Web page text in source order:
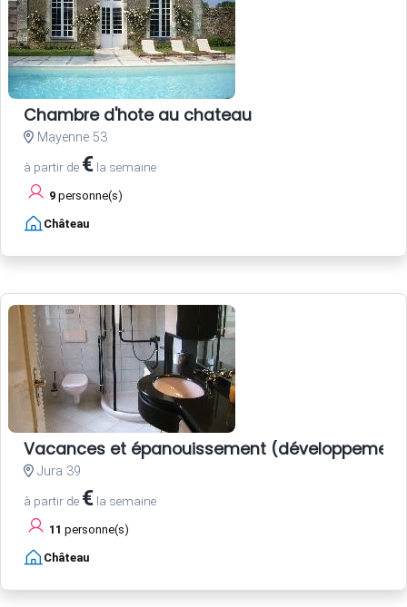
Chambre d'hote au chateau
Mayenne 53
à partir de € la semaine
9 personne(s)
Château
Vacances et épanouissement
Jura 39
à partir de € la semaine
11 personne(s)
Château